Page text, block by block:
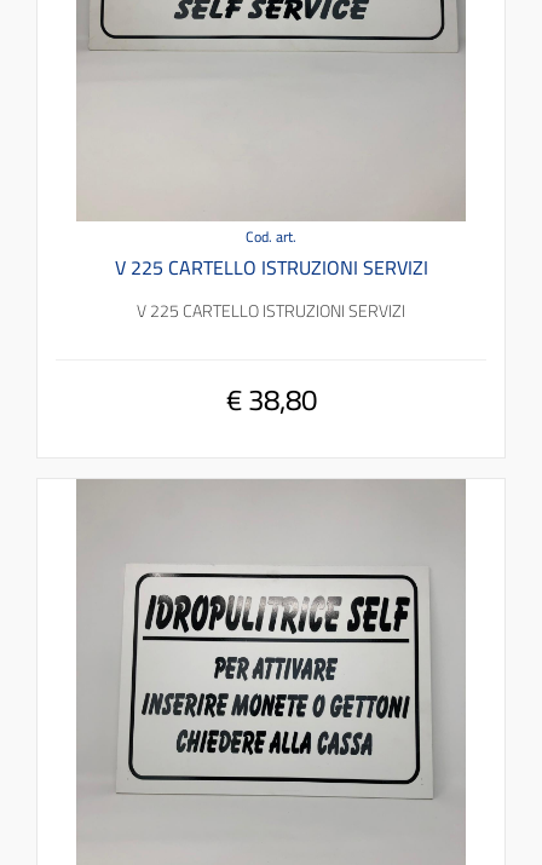
Cod. art.
V 225 CARTELLO ISTRUZIONI SERVIZI
V 225 CARTELLO ISTRUZIONI SERVIZI
€ 38,80